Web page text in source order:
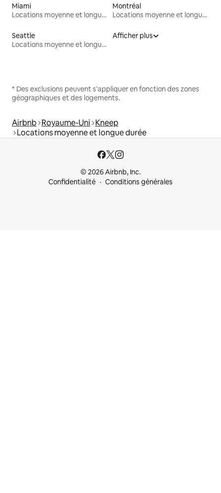
Miami
Locations moyenne et longue durée
Montréal
Locations moyenne et longue durée
Seattle
Locations moyenne et longue durée
Afficher plus
* Des exclusions peuvent s'appliquer en fonction des zones
géographiques et des logements.
Airbnb Royaume-Uni Kneep
Locations moyenne et longue durée
© 2026 Airbnb, Inc.
Confidentialité
Conditions générales